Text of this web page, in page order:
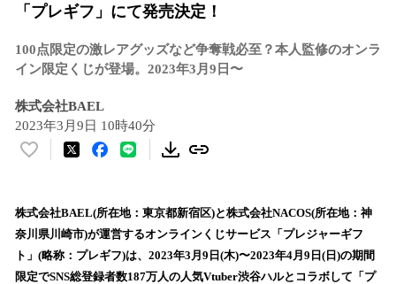
「プレギフ」にて発売決定！
100点限定の激レアグッズなど争奪戦必至？本人監修のオンラ
イン限定くじが登場。2023年3月9日〜
株式会社BAEL
2023年3月9日 10時40分
い
！
数
を
読
株式会社BAEL(所在地：東京都新宿区)と株式会社NACOS(所在地：神
奈川県川崎市)が運営するオンラインくじサービス「プレジャーギフ
ト」(略称：プレギフ)は、2023年3月9日(木)〜2023年4月9日(日)の期間
限定でSNS総登録者数187万人の人気Vtuber渋谷ハルとコラボして「プ